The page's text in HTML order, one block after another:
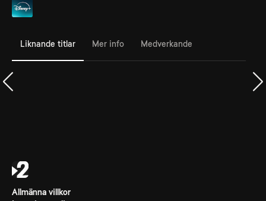
Liknande titlar Mer info Medverkande
Allmänna villkor